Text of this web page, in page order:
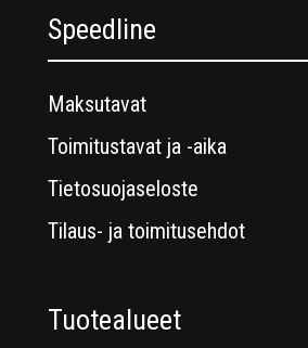
Speedline
Maksutavat
Toimitustavat ja -aika
Tietosuojaseloste
Tilaus- ja toimitusehdot
Tuotealueet